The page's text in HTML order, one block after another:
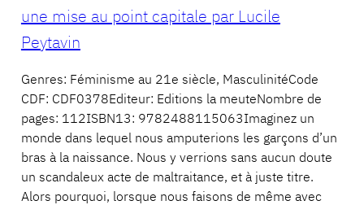
une mise au point capitale par Lucile
Peytavin
Genres: Féminisme au 21e siècle, MasculinitéCode
CDF: CDF0378Editeur: Editions la meuteNombre de
pages: 112ISBN13: 9782488115063Imaginez un
monde dans lequel nous amputerions les garçons d’un
bras à la naissance. Nous y verrions sans aucun doute
un scandaleux acte de maltraitance, et à juste titre.
Alors pourquoi, lorsque nous faisons de même avec